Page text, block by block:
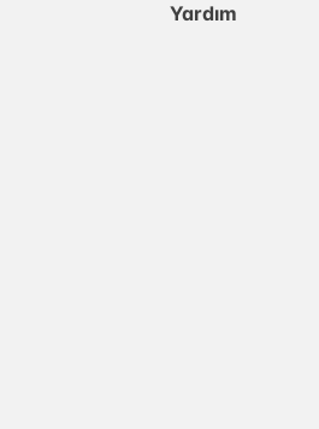
Yardım